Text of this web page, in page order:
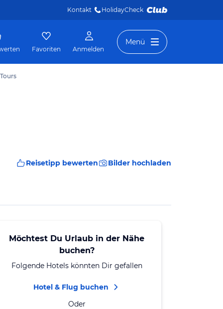
Kontakt HolidayCheck
Favoriten Anmelden
Menü
Reisetipp bewerten Bilder hochladen
Möchtest Du Urlaub in der Nähe
buchen?
Folgende Hotels könnten Dir gefallen
Hotel & Flug buchen
Oder